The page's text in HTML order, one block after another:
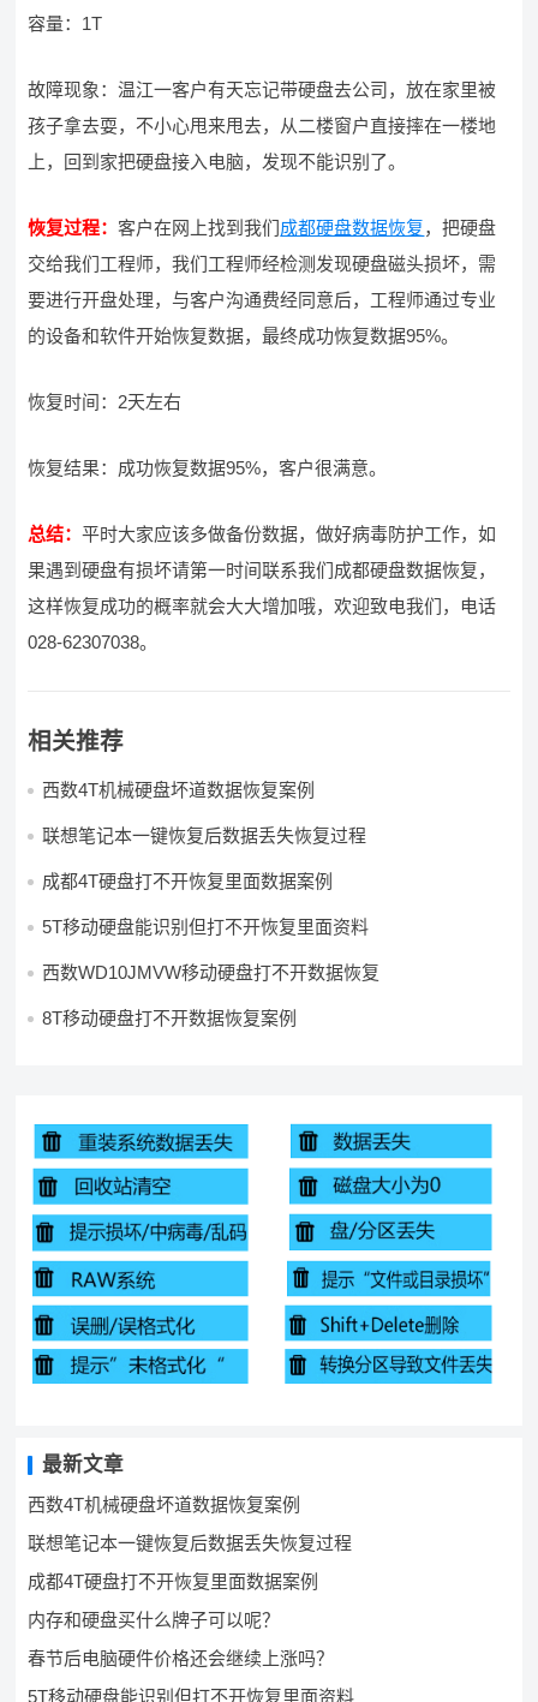
容量：1T
故障现象：温江一客户有天忘记带硬盘去公司，放在家里被
孩子拿去耍，不小心甩来甩去，从二楼窗户直接摔在一楼地
上，回到家把硬盘接入电脑，发现不能识别了。
恢复过程：客户在网上找到我们成都硬盘数据恢复，把硬盘
交给我们工程师，我们工程师经检测发现硬盘磁头损坏，需
要进行开盘处理，与客户沟通费经同意后，工程师通过专业
的设备和软件开始恢复数据，最终成功恢复数据95%。
恢复时间：2天左右
恢复结果：成功恢复数据95%，客户很满意。
总结：平时大家应该多做备份数据，做好病毒防护工作，如
果遇到硬盘有损坏请第一时间联系我们成都硬盘数据恢复，
这样恢复成功的概率就会大大增加哦，欢迎致电我们，电话
028-62307038。
相关推荐
西数4T机械硬盘坏道数据恢复案例
联想笔记本一键恢复后数据丢失恢复过程
成都4T硬盘打不开恢复里面数据案例
5T移动硬盘能识别但打不开恢复里面资料
西数WD10JMVW移动硬盘打不开数据恢复
8T移动硬盘打不开数据恢复案例
最新文章
西数4T机械硬盘坏道数据恢复案例
联想笔记本一键恢复后数据丢失恢复过程
成都4T硬盘打不开恢复里面数据案例
内存和硬盘买什么牌子可以呢？
春节后电脑硬件价格还会继续上涨吗？
5T移动硬盘能识别但打不开恢复里面资料